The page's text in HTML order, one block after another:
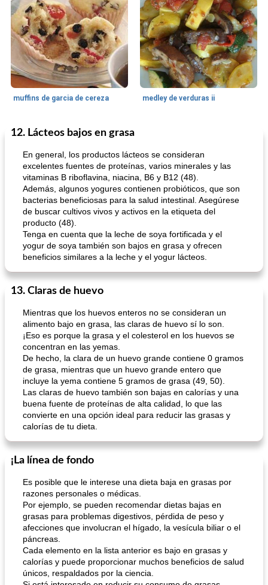
muffins de garcia de cereza medley de verduras ii
58min
Galleta De Bar
barras de manzana con canela y corteza de mijo
12. Lácteos bajos en grasa
En general, los productos lácteos se consideran
excelentes fuentes de proteínas, varios minerales y las
vitaminas B riboflavina, niacina, B6 y B12 (48).
Además, algunos yogures contienen probióticos, que son
bacterias beneficiosas para la salud intestinal. Asegúrese
de buscar cultivos vivos y activos en la etiqueta del
producto (48).
Tenga en cuenta que la leche de soya fortificada y el
yogur de soya también son bajos en grasa y ofrecen
beneficios similares a la leche y el yogur lácteos.
13. Claras de huevo
Mientras que los huevos enteros no se consideran un
alimento bajo en grasa, las claras de huevo sí lo son.
¡Eso es porque la grasa y el colesterol en los huevos se
concentran en las yemas.
De hecho, la clara de un huevo grande contiene 0 gramos
de grasa, mientras que un huevo grande entero que
incluye la yema contiene 5 gramos de grasa (49, 50).
Las claras de huevo también son bajas en calorías y una
buena fuente de proteínas de alta calidad, lo que las
convierte en una opción ideal para reducir las grasas y
calorías de tu dieta.
¡La línea de fondo
Es posible que le interese una dieta baja en grasas por
razones personales o médicas.
Por ejemplo, se pueden recomendar dietas bajas en
grasas para problemas digestivos, pérdida de peso y
afecciones que involucran el hígado, la vesícula biliar o el
páncreas.
Cada elemento en la lista anterior es bajo en grasas y
calorías y puede proporcionar muchos beneficios de salud
únicos, respaldados por la ciencia.